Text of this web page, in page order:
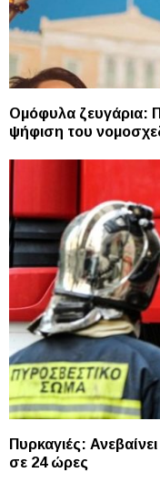
Ομόφυλα ζευγάρια:
ψήφιση του
Πυρκαγιές:
σε 24 ώρες